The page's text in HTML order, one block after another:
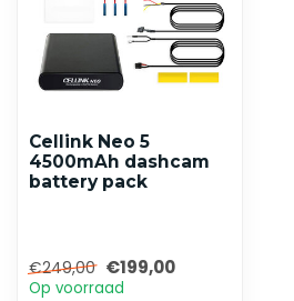
Cellink Neo 5
4500mAh dashcam
battery pack
€249,00 €199,00
Op voorraad